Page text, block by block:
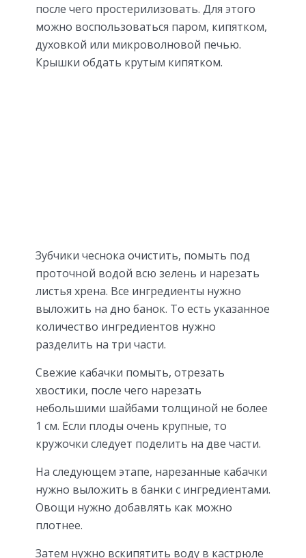
после чего простерилизовать. Для этого
можно воспользоваться паром, кипятком,
духовкой или микроволновой печью.
Крышки обдать крутым кипятком.
Зубчики чеснока очистить, помыть под
проточной водой всю зелень и нарезать
листья хрена. Все ингредиенты нужно
выложить на дно банок. То есть указанное
количество ингредиентов нужно
разделить на три части.
Свежие кабачки помыть, отрезать
хвостики, после чего нарезать
небольшими шайбами толщиной не более
1 см. Если плоды очень крупные, то
кружочки следует поделить на две части.
На следующем этапе, нарезанные кабачки
нужно выложить в банки с ингредиентами.
Овощи нужно добавлять как можно
плотнее.
Затем нужно вскипятить воду в кастрюле